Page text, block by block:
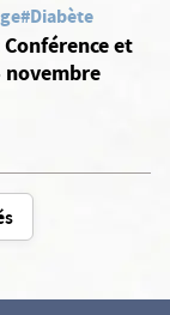
#Diabète
et